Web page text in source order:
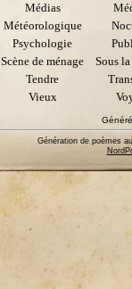
Médias
Météorologique
Psychologie
Scène de ménage
Sous
Tendre
Vieux
Génération de poèmes